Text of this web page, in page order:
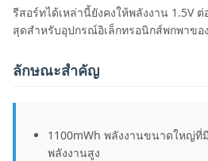
รีสอร์ทได้เหล่านี้ยังคงให้พลังงาน 1.5V
สุดสําหรับอุปกรณ์อิเล็กทรอนิกส์พกพาข
ลักษณะสําคัญ
1100mWh พลังงานขนาดใหญ่
พลังงานสูง